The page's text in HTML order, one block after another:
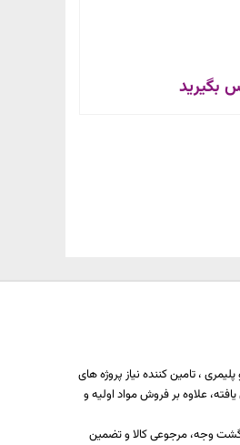
بگیرید
، تامین کننده نیاز پروژه های
گسترش یافته، علاوه بر فروش مواد اولیه و
وجه، مرجوعی کالا و تضمین